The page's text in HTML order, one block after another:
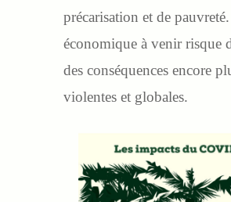
précarisation et de
économique à venir risque
des conséquences encore
violentes et globales.